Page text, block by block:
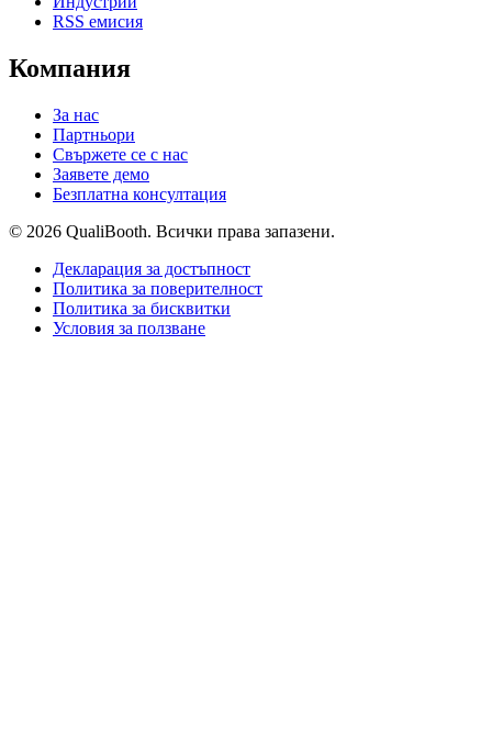
RSS емисия
Компания
За нас
Партньори
Свържете се с нас
Заявете демо
Безплатна консултация
© 2026 QualiBooth. Всички права запазени.
Декларация за достъпност
Политика за поверителност
Политика за бисквитки
Условия за ползване